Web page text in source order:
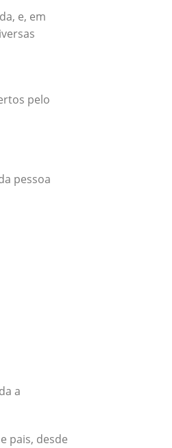
e, em
pelo
pessoa
a
pais, desde